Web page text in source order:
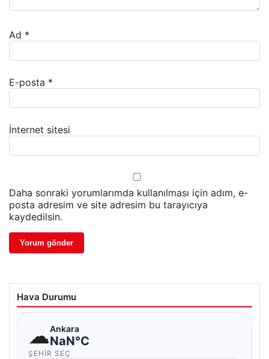
Ad *
E-posta *
İnternet sitesi
Daha sonraki yorumlarımda kullanılması için adım, e-
posta adresim ve site adresim bu tarayıcıya
kaydedilsin.
Hava Durumu
☁Ankara
NaN°C
ŞEHIR SEÇ